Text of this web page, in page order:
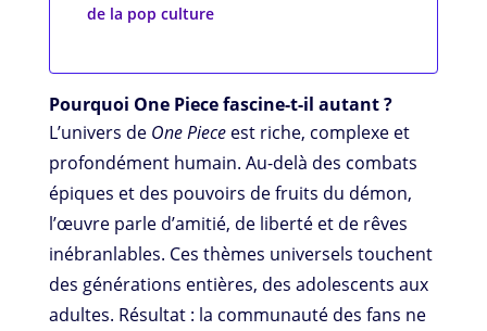
de la pop culture
Pourquoi One Piece fascine-t-il autant ?
L’univers de One Pieceest riche, complexe et
profondément humain. Au-delà des combats
épiques et des pouvoirs de fruits du démon,
l’œuvre parle d’amitié, de liberté et de rêves
inébranlables. Ces thèmes universels touchent
des générations entières, des adolescents aux
adultes. Résultat : la communauté des fans ne